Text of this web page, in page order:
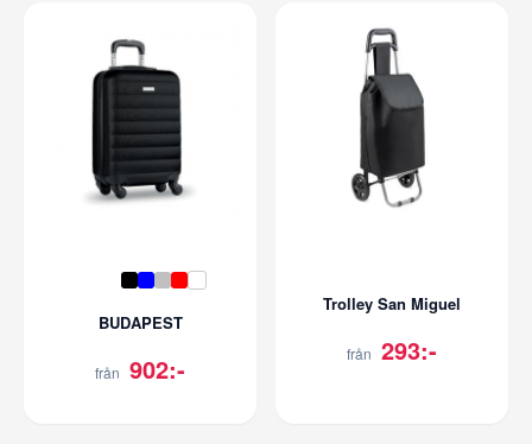
BUDAPEST
från 902:-
Trolley San Miguel
från 293:-